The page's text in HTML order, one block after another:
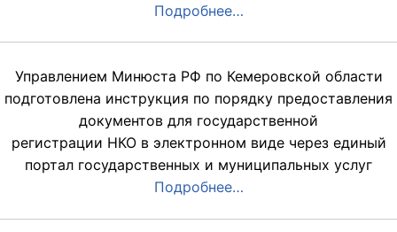
Подробнее…
Управлением Минюста РФ по Кемеровской области
подготовлена инструкция по порядку предоставления
документов для государственной
регистрации НКО в электронном виде через единый
портал государственных и муниципальных услуг
Подробнее…